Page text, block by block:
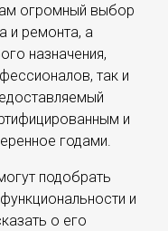
огромный выбор
и ремонта, а
назначения,
так и
и
годами.
подобрать
и
о его